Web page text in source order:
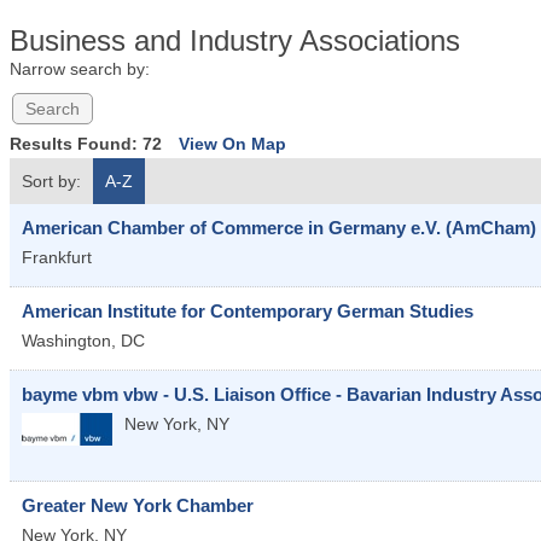
Business and Industry Associations
Narrow search by:
Results Found: 72
View On Map
Sort by:
A-Z
American Chamber of Commerce in Germany e.V. (AmCham)
Frankfurt
American Institute for Contemporary German Studies
Washington DC
bayme vbm vbw - U.S. Liaison Office - Bavarian Industry
New York NY
Greater New York Chamber
New York NY